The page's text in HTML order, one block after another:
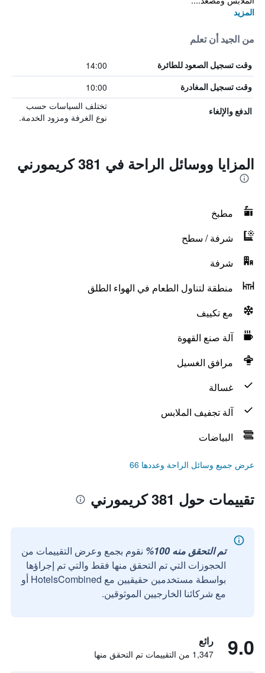
المزيد
من الجيد أن تعلم
وقت تسجيل الصعود للطائرة 14:00
وقت تسجيل المغادرة 10:00
الدفع والإلغاء
تختلف السياسات حسب
نوع الغرفة ومزود الخدمة.
المزايا ووسائل الراحة في 381 كريمورني
مطبخ
شرفة / سطح
شرفة
منطقة لتناول الطعام في الهواء الطلق
مع تكييف
آلة صنع القهوة
مرافق الغسيل
غسالة
آلة تجفيف الملابس
البياضات
عرض جميع وسائل الراحة وعددها 66
تقييمات حول 381 كريمورني
تم التحقق منه 100%
نقوم بجمع وعرض التقييمات من
الحجوزات التي تم التحقق منها فقط والتي تم إجراؤها
بواسطة مستخدمين حقيقيين مع HotelsCombined أو
مع شركائنا الخارجيين الموثوقين.
9.0 رائع
1,347 من التقييمات تم التحقق منها